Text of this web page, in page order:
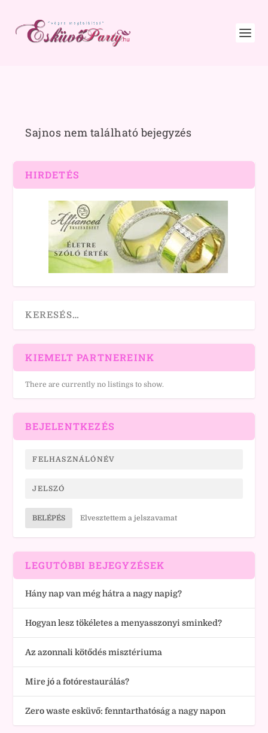
Sajnos nem található bejegyzés
HIRDETÉS
KIEMELT PARTNEREINK
There are currently no listings to show.
BEJELENTKEZÉS
BELÉPÉS Elvesztettem a jelszavamat
LEGUTÓBBI BEJEGYZÉSEK
Hány nap van még hátra a nagy napig?
Hogyan lesz tökéletes a menyasszonyi sminked?
Az azonnali kötődés misztériuma
Mire jó a fotórestaurálás?
Zero waste esküvő: fenntarthatóság a nagy napon